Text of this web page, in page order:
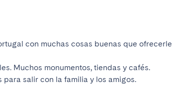
con muchas cosas buenas que ofrecerle
Muchos monumentos, tiendas y cafés.
salir con la familia y los amigos.